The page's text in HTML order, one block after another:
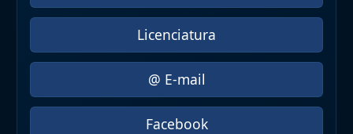
Licenciatura
@ E-mail
Facebook